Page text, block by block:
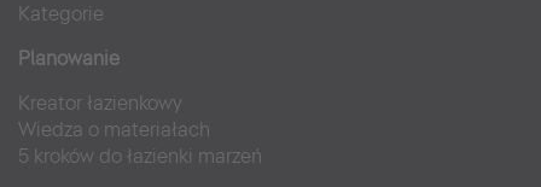
Kategorie
Planowanie
Kreator łazienkowy
Wiedza o materiałach
5 kroków do łazienki marzeń